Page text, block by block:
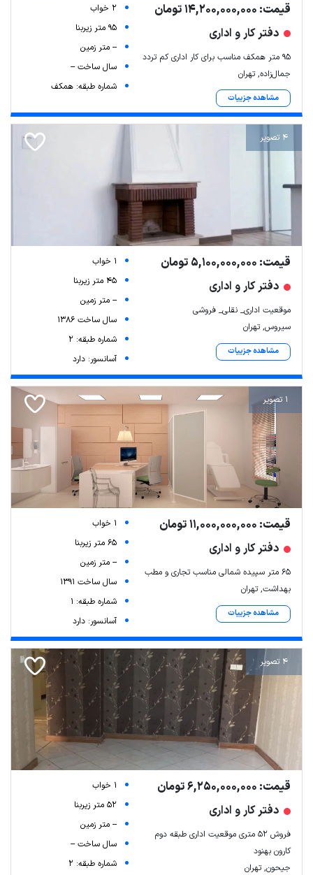
قیمت: 14,200,000,000 تومان
دفتر کار و اداری
۹۵ متر همکف مناسب برای کار اداری کم تردد
جمال‌زاده, تهران
مشاهده جزییات
2 خواب
95 متر زیربنا
-- متر زمین
سال ساخت --
شماره طبقه: همکف
4 تصویر
قیمت: 5,100,000,000 تومان
دفتر کار و اداری
موقعیت اداری_ نقلی_ فروشی
سیروس, تهران
مشاهده جزییات
1 خواب
45 متر زیربنا
-- متر زمین
سال ساخت 1386
شماره طبقه: 2
آسانسور: دارد
1 تصویر
قیمت: 11,000,000,000 تومان
دفتر کار و اداری
۶۵ متر سپیده شمالی مناسب تجاری و مطب
بهداشت, تهران
مشاهده جزییات
1 خواب
65 متر زیربنا
-- متر زمین
سال ساخت 1391
شماره طبقه: 1
آسانسور: دارد
4 تصویر
قیمت: 6,250,000,000 تومان
دفتر کار و اداری
فروش ۵۲ متری موقعیت اداری طبقه دوم
کارون بهنود
جیحون, تهران
1 خواب
52 متر زیربنا
-- متر زمین
سال ساخت --
شماره طبقه: 2